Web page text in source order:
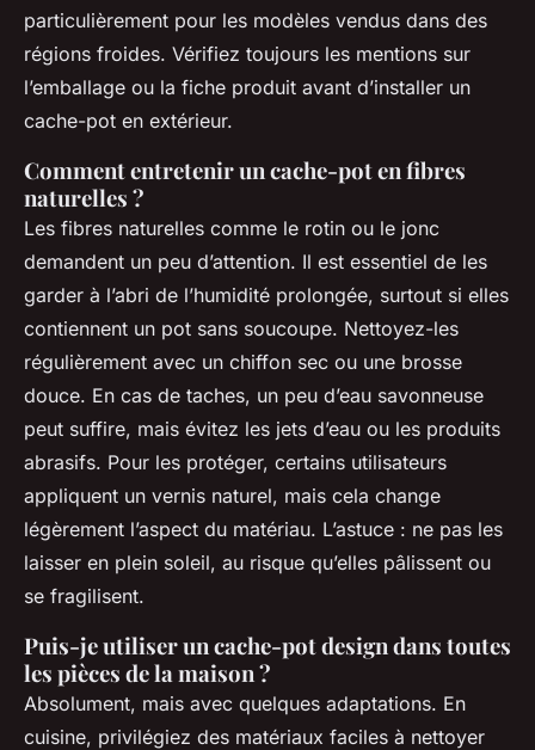
particulièrement pour les modèles vendus dans des
régions froides. Vérifiez toujours les mentions sur
l’emballage ou la fiche produit avant d’installer un
cache-pot en extérieur.
Comment entretenir un cache-pot en fibres
naturelles ?
Les fibres naturelles comme le rotin ou le jonc
demandent un peu d’attention. Il est essentiel de les
garder à l’abri de l’humidité prolongée, surtout si elles
contiennent un pot sans soucoupe. Nettoyez-les
régulièrement avec un chiffon sec ou une brosse
douce. En cas de taches, un peu d’eau savonneuse
peut suffire, mais évitez les jets d’eau ou les produits
abrasifs. Pour les protéger, certains utilisateurs
appliquent un vernis naturel, mais cela change
légèrement l’aspect du matériau. L’astuce : ne pas les
laisser en plein soleil, au risque qu’elles pâlissent ou
se fragilisent.
Puis-je utiliser un cache-pot design dans toutes
les pièces de la maison ?
Absolument, mais avec quelques adaptations. En
cuisine, privilégiez des matériaux faciles à nettoyer